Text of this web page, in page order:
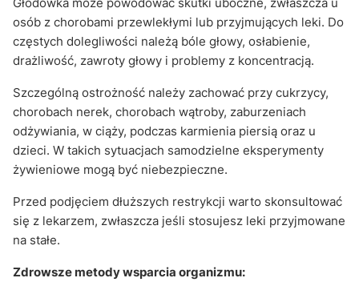
osób z chorobami przewlekłymi lub przyjmujących leki. Do
częstych dolegliwości należą bóle głowy, osłabienie,
drażliwość, zawroty głowy i problemy z koncentracją.
Szczególną ostrożność należy zachować przy cukrzycy,
chorobach nerek, chorobach wątroby, zaburzeniach
odżywiania, w ciąży, podczas karmienia piersią oraz u
dzieci. W takich sytuacjach samodzielne eksperymenty
żywieniowe mogą być niebezpieczne.
Przed podjęciem dłuższych restrykcji warto skonsultować
się z lekarzem, zwłaszcza jeśli stosujesz leki przyjmowane
na stałe.
Zdrowsze metody wsparcia organizmu: